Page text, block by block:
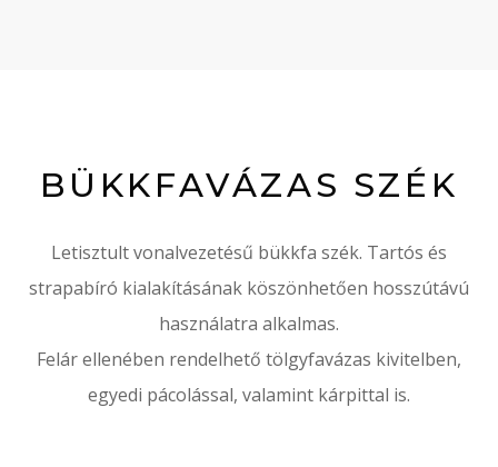
BÜKKFAVÁZAS SZÉK
Letisztult vonalvezetésű bükkfa szék. Tartós és
strapabíró kialakításának köszönhetően hosszútávú
használatra alkalmas.
Felár ellenében rendelhető tölgyfavázas kivitelben,
egyedi pácolással, valamint kárpittal is.